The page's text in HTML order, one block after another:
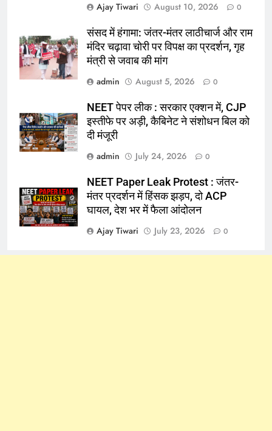
Ajay Tiwari
August 10, 2026 0
संसद में हंगामा: जंतर-मंतर लाठीचार्ज और राम
मंदिर चढ़ावा चोरी पर विपक्ष का प्रदर्शन, गृह
मंत्री से जवाब की मांग
admin
August 5, 2026 0
NEET पेपर लीक : सरकार एक्शन में, CJP
इस्तीफे पर अड़ी, कैबिनेट ने संशोधन बिल को
दी मंजूरी
admin
July 24, 2026 0
NEET Paper Leak Protest : जंतर-
मंतर प्रदर्शन में हिंसक झड़प, दो ACP
घायल, देश भर में फैला आंदोलन
Ajay Tiwari
July 23, 2026 0